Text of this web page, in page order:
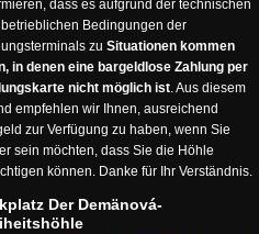
dass es aufgrund der technischen
Bedingungen der
zu Situationen kommen
in denen eine bargeldlose Zahlung per
nicht möglich ist. Aus diesem
empfehlen wir Ihnen, ausreichend
zur Verfügung zu haben, wenn Sie
sein möchten, dass Sie die Höhle
können. Danke für Ihr Verständnis.
Der Demänová-